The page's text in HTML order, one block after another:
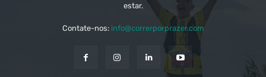
estar.
Contate-nos: info@correrporprazer.com